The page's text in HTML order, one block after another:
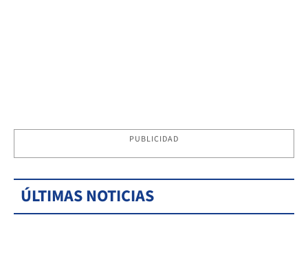
PUBLICIDAD
ÚLTIMAS NOTICIAS